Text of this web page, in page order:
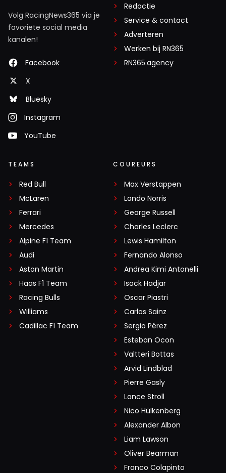
Volg RacingNews365 via je
favoriete social media
kanalen!
Facebook
X
Bluesky
Instagram
YouTube
Redactie
Service & contact
Adverteren
Werken bij RN365
RN365.agency
TEAMS
Red Bull
McLaren
Ferrari
Mercedes
Alpine F1 Team
Audi
Aston Martin
Haas F1 Team
Racing Bulls
Williams
Cadillac F1 Team
COUREURS
Max Verstappen
Lando Norris
George Russell
Charles Leclerc
Lewis Hamilton
Fernando Alonso
Andrea Kimi Antonelli
Isack Hadjar
Oscar Piastri
Carlos Sainz
Sergio Pérez
Esteban Ocon
Valtteri Bottas
Arvid Lindblad
Pierre Gasly
Lance Stroll
Nico Hülkenberg
Alexander Albon
Liam Lawson
Oliver Bearman
Franco Colapinto